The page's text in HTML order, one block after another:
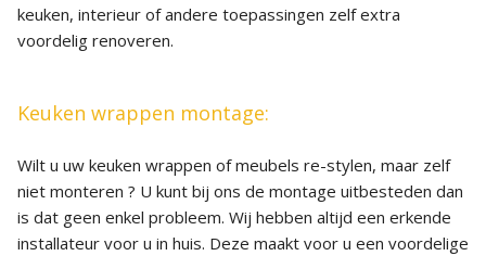
keuken, interieur of andere toepassingen zelf extra
voordelig renoveren.
Keuken wrappen montage:
Wilt u uw keuken wrappen of meubels re-stylen, maar zelf
niet monteren ? U kunt bij ons de montage uitbesteden dan
is dat geen enkel probleem. Wij hebben altijd een erkende
installateur voor u in huis. Deze maakt voor u een voordelige